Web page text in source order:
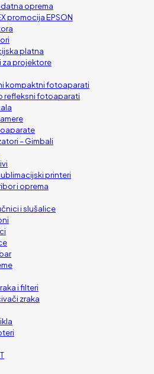
oprema
promocija EPSON
platna
za projektore
kompaktni fotoaparati
refleksni fotoaparati
– Gimbali
printeri
i oprema
i slušalice
i filteri
zraka